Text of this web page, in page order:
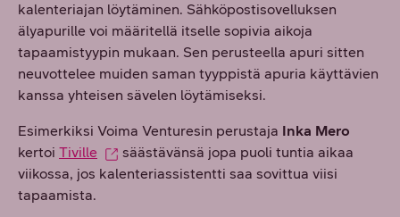
kalenteriajan löytäminen. Sähköpostisovelluksen
älyapurille voi määritellä itselle sopivia aikoja
tapaamistyypin mukaan. Sen perusteella apuri sitten
neuvottelee muiden saman tyyppistä apuria käyttävien
kanssa yhteisen sävelen löytämiseksi.
Esimerkiksi Voima Venturesin perustaja Inka Mero
kertoi Tiville
säästävänsä jopa puoli tuntia aikaa
viikossa, jos kalenteriassistentti saa sovittua viisi
tapaamista.